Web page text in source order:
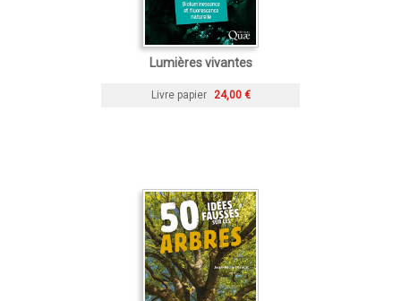
Lumières vivantes
Livre papier 24,00 €